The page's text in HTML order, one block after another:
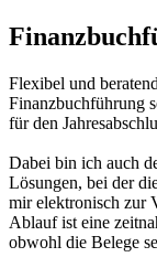
Flexibel und
Finanzbuchführung
für den
Dabei bin ich auch
Lösungen, bei der
mir elektronisch zur
Ablauf ist eine
obwohl die Belege